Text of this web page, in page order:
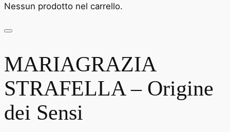
Nessun prodotto nel carrello.
MARIAGRAZIA
STRAFELLA – Origine
dei Sensi